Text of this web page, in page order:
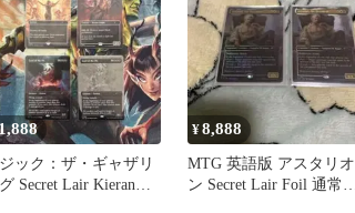
ック：ザ・ギャザリ
Secret Lair Kieran
¥8,888
MTG 英語版 アスタリオ
ン Secret Lair Foil 通常